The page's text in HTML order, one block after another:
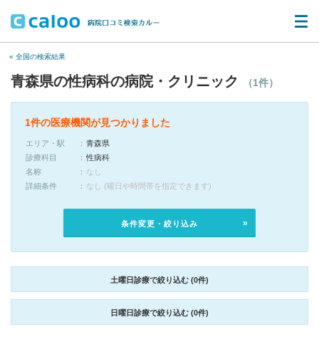
« 全国の検索結果
青森県の性病科の病院・クリニック （1件）
1件の医療機関が見つかりました
エリア・駅
青森県
診療科目
性病科
名称
なし
詳細条件
なし (曜日や時間帯を指定できます)
条件変更・絞り込み
土曜日診療で絞り込む (0件)
日曜日診療で絞り込む (0件)